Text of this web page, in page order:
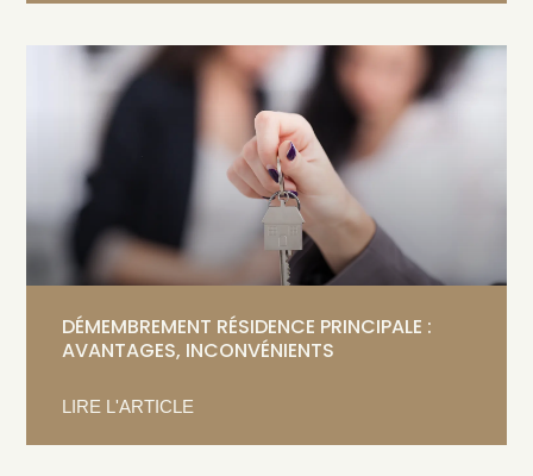
DÉMEMBREMENT RÉSIDENCE PRINCIPALE :
AVANTAGES, INCONVÉNIENTS
LIRE L'ARTICLE